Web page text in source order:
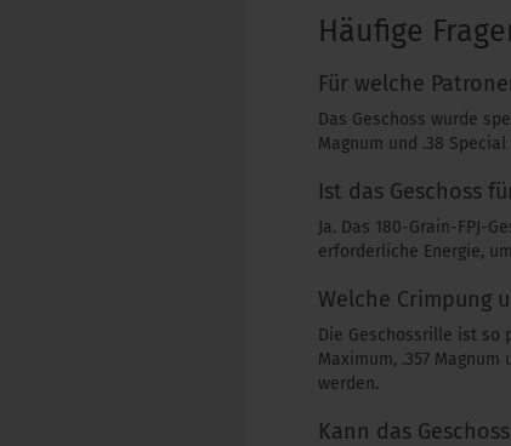
Häufige
Für welche
Das Geschoss wurde
Magnum und .38
Ist das Geschoss
Ja. Das 180-Grain-FPJ-
erforderliche Energie,
Welche Crimpung
Die Geschossrille ist so
Maximum, .357
werden.
Kann das